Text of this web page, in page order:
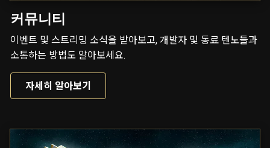
커뮤니티
이벤트 및 스트리밍 소식을 받아보고, 개발자 및 동료 텐노들과
소통하는 방법도 알아보세요.
자세히 알아보기